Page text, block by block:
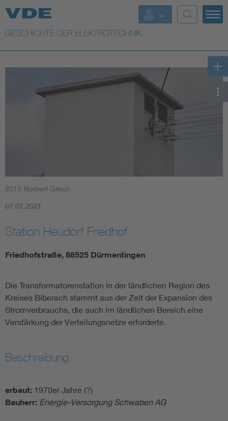
Top Themen
Weitere Themen
2015 Norbert Gilson
07.07.2021
Station Heudorf Friedhof
Friedhofstraße, 88525 Dürmentingen
Die Transformatorenstation in der ländlichen Region des
Kreises Biberach stammt aus der Zeit der Expansion des
Stromverbrauchs, die auch im ländlichen Bereich eine
Verstärkung der Verteilungsnetze erforderte.
Beschreibung
erbaut: 1970er Jahre (?)
Bauherr: Energie-Versorgung Schwaben AG